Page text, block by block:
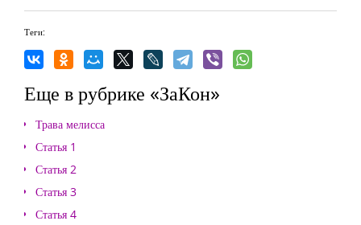
Теги:
Еще в рубрике «ЗаКон»
Трава мелисса
Статья 1
Статья 2
Статья 3
Статья 4